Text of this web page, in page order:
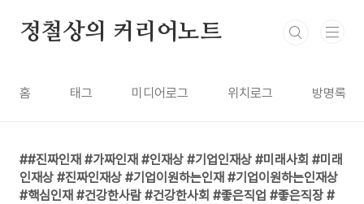
정철상의 커리어노트
홈 태그 미디어로그 위치로그 방명록
#진짜인재 #가짜인재 #인재상 #기업인재상 #미래사회 #미래
인재상 #진짜인재상 #기업이원하는인재 #기업이원하는인재상
#핵심인재 #건강한사람 #건강한사회 #좋은직업 #좋은직장 #